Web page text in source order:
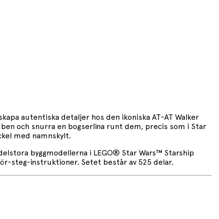
autentiska detaljer hos den ikoniska AT-AT Walker
och snurra en bogserlina runt dem, precis som i Star
med namnskylt.
byggmodellerna i LEGO® Star Wars™ Starship
steg-instruktioner. Setet består av 525 delar.